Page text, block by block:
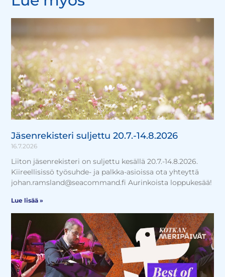
Jäsenrekisteri suljettu 20.7.-14.8.2026
16.7.2026
Liiton jäsenrekisteri on suljettu kesällä 20.7.-14.8.2026.
Kiireellisissö työsuhde- ja palkka-asioissa ota yhteyttä
johan.ramsland@seacommand.fi Aurinkoista loppukesää!
Lue lisää »